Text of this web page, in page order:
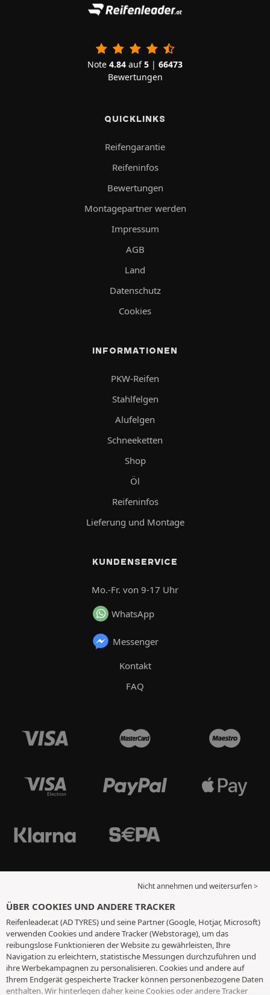
Note 4.84 auf5 | 66473
Bewertungen
QUICKLINKS
Reifengarantie
Reifeninfos
Bewertungen
Montagepartner werden
Impressum
AGB
Land
Datenschutz
Cookies
INFORMATIONEN
PKW-Reifen
Stahlfelgen
Alufelgen
Schneeketten
Shop
Öl
Reifeninfos
Lieferung und Montage
KUNDENSERVICE
Mo.-Fr. von 9-17 Uhr
WhatsApp
Messenger
Kontakt
FAQ
Nicht annehmen und weitersurfen >
ÜBER COOKIES UND ANDERE TRACKER
Reifenleader.at (AD TYRES) und seine Partner (Google, Hotjar, Microsoft)
verwenden Cookies und andere Tracker (Webstorage), um das
reibungslose Funktionieren der Website zu gewährleisten, Ihre
Navigation zu erleichtern, statistische Messungen durchzuführen und
ihre Werbekampagnen zu personalisieren. Cookies und andere auf
Ihrem Endgerät gespeicherte Tracker können personenbezogene Daten
enthalten. Wir hinterlegen daher keine Cookies oder andere Tracker